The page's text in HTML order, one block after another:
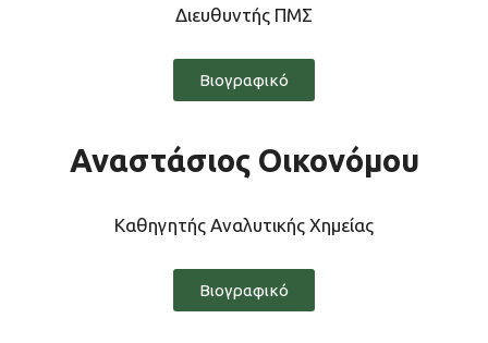
Διευθυντής ΠΜΣ
Βιογραφικό
Αναστάσιος Οικονόμου
Καθηγητής Αναλυτικής Χημείας
Βιογραφικό